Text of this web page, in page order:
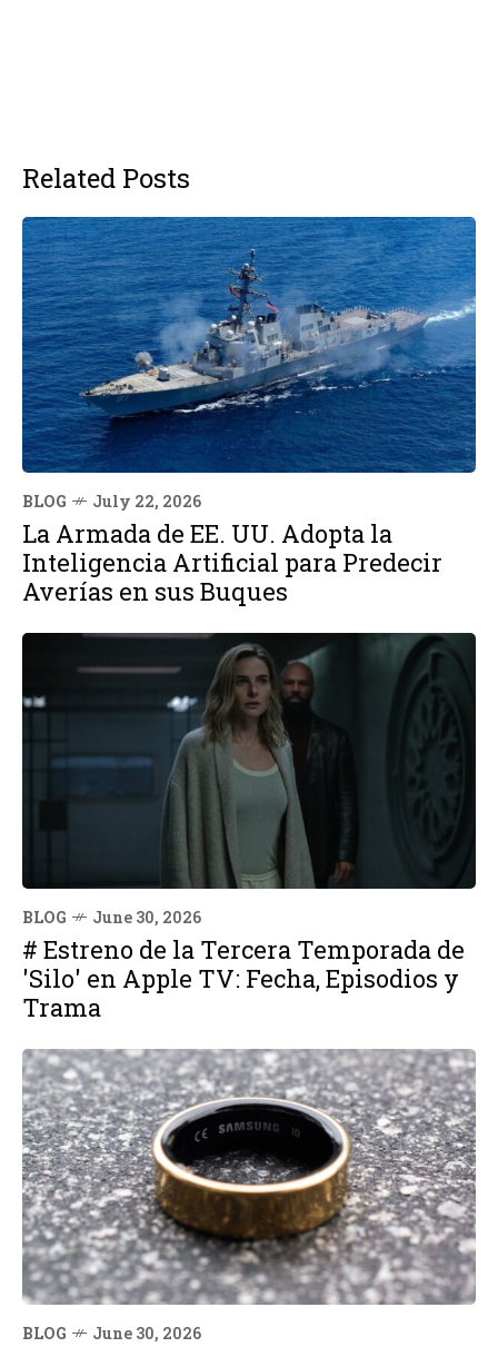
Related Posts
BLOG July 22, 2026
La Armada de EE. UU. Adopta la
Inteligencia Artificial para Predecir
Averías en sus Buques
BLOG June 30, 2026
# Estreno de la Tercera Temporada de
'Silo' en Apple TV: Fecha, Episodios y
Trama
BLOG June 30, 2026